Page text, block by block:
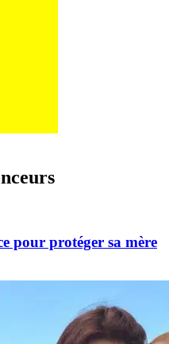
pour protéger sa mère